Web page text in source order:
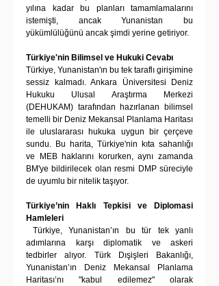
yılına kadar bu planları tamamlamalarını
istemişti, ancak Yunanistan bu
yükümlülüğünü ancak şimdi yerine getiriyor.
Türkiye'nin Bilimsel ve Hukuki Cevabı
Türkiye, Yunanistan'ın bu tek taraflı girişimine
sessiz kalmadı. Ankara Üniversitesi Deniz
Hukuku Ulusal Araştırma Merkezi
(DEHUKAM) tarafından hazırlanan bilimsel
temelli bir Deniz Mekansal Planlama Haritası
ile uluslararası hukuka uygun bir çerçeve
sundu. Bu harita, Türkiye'nin kıta sahanlığı
ve MEB haklarını korurken, aynı zamanda
BM'ye bildirilecek olan resmi DMP süreciyle
de uyumlu bir nitelik taşıyor.
Türkiye’nin Haklı Tepkisi ve Diplomasi
Hamleleri
adımlarına karşı diplomatik ve askeri
tedbirler alıyor. Türk Dışişleri Bakanlığı,
Yunanistan’ın Deniz Mekansal Planlama
Haritası’nı "kabul edilemez" olarak